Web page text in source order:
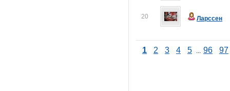
20 Ларссен
1 2 3 4 5 ... 96 97